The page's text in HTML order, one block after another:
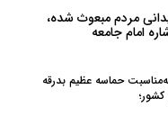
مردم مبعوث شده،
امام جامعه
حماسه عظیم بدرقه